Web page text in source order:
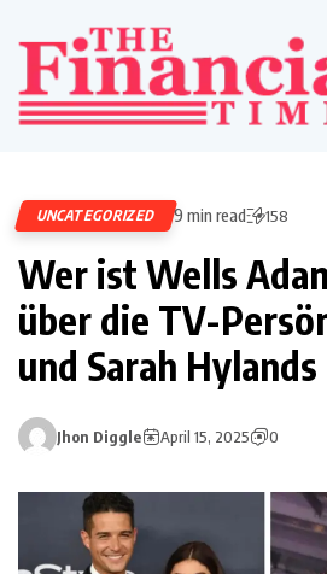
UNCATEGORIZED 9 min read 158
Wer ist Wells
über die TV-
und Sarah
Jhon Diggle April 15, 2025 0